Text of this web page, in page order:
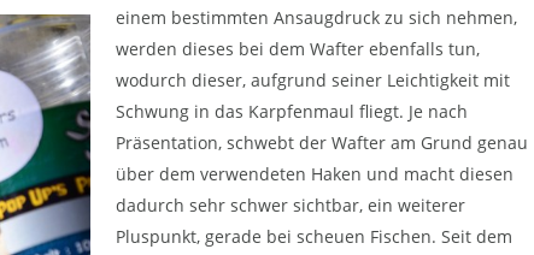
einem bestimmten Ansaugdruck zu sich nehmen,
werden dieses bei dem Wafter ebenfalls tun,
wodurch dieser, aufgrund seiner Leichtigkeit mit
Schwung in das Karpfenmaul fliegt. Je nach
Präsentation, schwebt der Wafter am Grund genau
über dem verwendeten Haken und macht diesen
dadurch sehr schwer sichtbar, ein weiterer
Pluspunkt, gerade bei scheuen Fischen. Seit dem